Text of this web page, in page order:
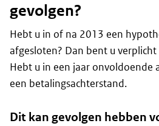
gevolgen?
Hebt u in of na 2013 een
afgesloten? Dan bent u
Hebt u in een jaar onvoldoende
een betalingsachterstand.
Dit kan gevolgen hebben